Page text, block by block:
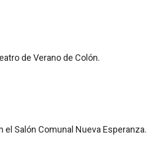
de Verano de Colón.
Salón Comunal Nueva Esperanza.